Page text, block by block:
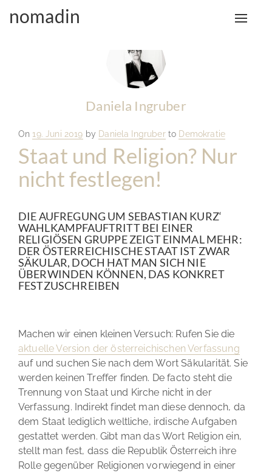
nomadin
Toggle
Daniela Ingruber
OnPosted
19. Juni 2019 by Daniela Ingruberto Demokratie
Staat und Religion? Nur
nicht festlegen!
DIE AUFREGUNG UM SEBASTIAN KURZ‘
WAHLKAMPFAUFTRITT BEI EINER
RELIGIÖSEN GRUPPE ZEIGT EINMAL MEHR:
DER ÖSTERREICHISCHE STAAT IST ZWAR
SÄKULAR, DOCH HAT MAN SICH NIE
ÜBERWINDEN KÖNNEN, DAS KONKRET
FESTZUSCHREIBEN
Machen wir einen kleinen Versuch: Rufen Sie die
aktuelle Version der österreichischen Verfassung
auf und suchen Sie nach dem Wort Säkularität. Sie
werden keinen Treffer finden. De facto steht die
Trennung von Staat und Kirche nicht in der
Verfassung. Indirekt findet man diese dennoch, da
dem Staat lediglich weltliche, irdische Aufgaben
gestattet werden. Gibt man das Wort Religion ein,
stellt man fest, dass die Republik Österreich ihre
Rolle gegenüber Religionen vorwiegend in einer